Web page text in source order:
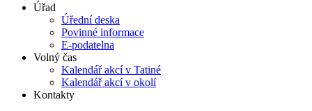
Úřad
Úřední deska
Povinné informace
E-podatelna
Volný čas
Kalendář akcí v Tatiné
Kalendář akcí v okolí
Kontakty